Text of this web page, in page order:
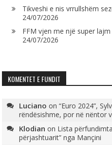
Tikveshi e nis vrrullshëm
24/07/2026
FFM vjen me një super
24/07/2026
KOMENTET E FUNDIT
Luciano on“Euro 2024”,
rëndësishme, por në nëntor
Klodian on Lista
përjashtuarit” nga Mançini